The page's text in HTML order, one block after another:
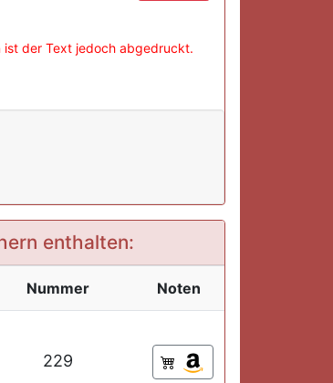
ist der Text jedoch abgedruckt.
enthalten:
Nummer Noten
229